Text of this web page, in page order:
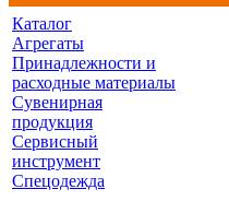
Каталог
Агрегаты
Принадлежности и
расходные материалы
Сувенирная
продукция
Сервисный
инструмент
Спецодежда